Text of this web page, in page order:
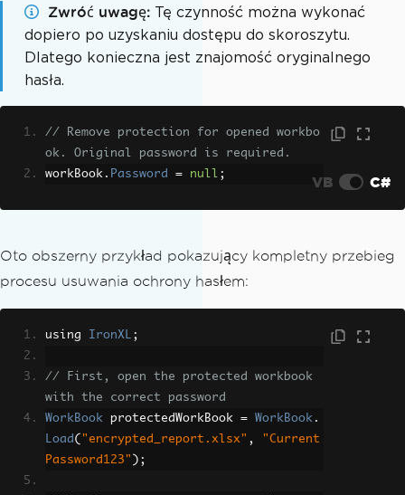
Zwróć uwagę Tę czynność można wykonać
dopiero po uzyskaniu dostępu do skoroszytu.
Dlatego konieczna jest znajomość oryginalnego
hasła.
// Remove protection for opened workbo
ok. Original password is required.
workBook . Password = null ; VB C#
Oto obszerny przykład pokazujący kompletny przebieg
procesu usuwania ochrony hasłem:
using IronXL ;
// First, open the protected workbook
with the correct password
WorkBook protectedWorkBook = WorkBook .
Load ( "encrypted_report.xlsx" ,
"Current
Password123" );